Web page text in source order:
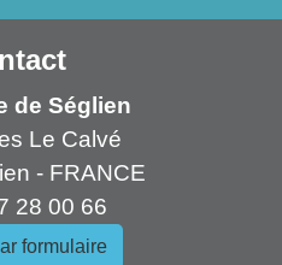
de Séglien
Le Calvé
- FRANCE
28 00 66
formulaire